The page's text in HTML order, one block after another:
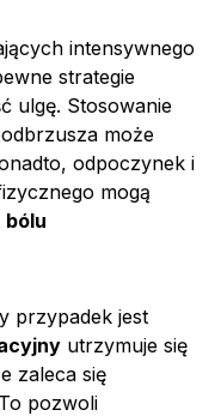
intensywnego
strategie
ulgę. Stosowanie
może
odpoczynek i
mogą
bólu
przypadek jest
utrzymuje się
zaleca się
pozwoli